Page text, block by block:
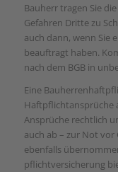
Bauherr tragen Sie
Gefahren Dritte zu
auch dann, wenn Sie
beauftragt haben.
nach dem BGB in
Eine
Haftpflichtansprüche
Ansprüche rechtlich
auch ab – zur Not
ebenfalls
pflichtversicherung